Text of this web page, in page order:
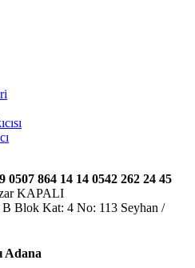
0507 864 14 14 0542 262 24 45
KAPALI
Blok Kat: 4 No: 113 Seyhan /
Adana